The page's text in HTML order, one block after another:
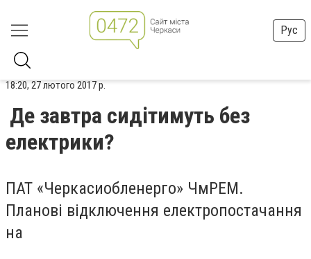
Рус
18:20, 27 лютого 2017 р.
Де завтра сидітимуть без
електрики?
ПАТ «Черкасиобленерго» ЧмРЕМ.
Планові відключення електропостачання
на